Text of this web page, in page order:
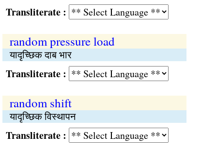
:
random pressure load
यादृच्छिक दाब भार
:
random shift
यादृच्छिक विस्थापन
: